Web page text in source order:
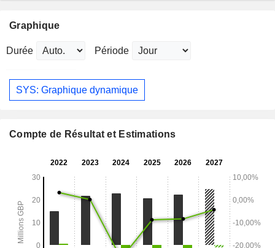
Graphique
Durée Période
SYS: Graphique dynamique
Compte de Résultat et Estimations